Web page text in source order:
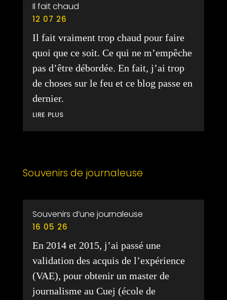
Il fait chaud
12 07 26
Il fait vraiment trop chaud pour faire
quoi que ce soit. Ce qui ne m’empêche
pas d’être débordée. En fait, j’ai trop
de choses sur le feu et ce blog passe en
dernier.
lire plus
Souvenirs de journaleuse
Souvenirs d’une journaleuse
16 05 26
En 2014 et 2015, j’ai passé une
validation des acquis de l’expérience
(VAE), pour obtenir un master de
journalisme au Cuej (école de